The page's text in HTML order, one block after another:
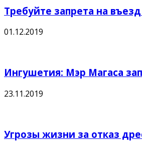
Требуйте запрета на
01.12.2019
Ингушетия: Мэр Магаса
23.11.2019
Угрозы жизни за отказ